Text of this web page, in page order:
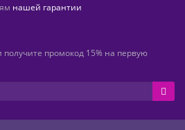
нашей гарантии
промокод 15% на первую